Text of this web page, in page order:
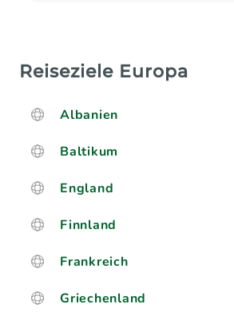
Reiseziele Europa
Albanien
Baltikum
England
Finnland
Frankreich
Griechenland